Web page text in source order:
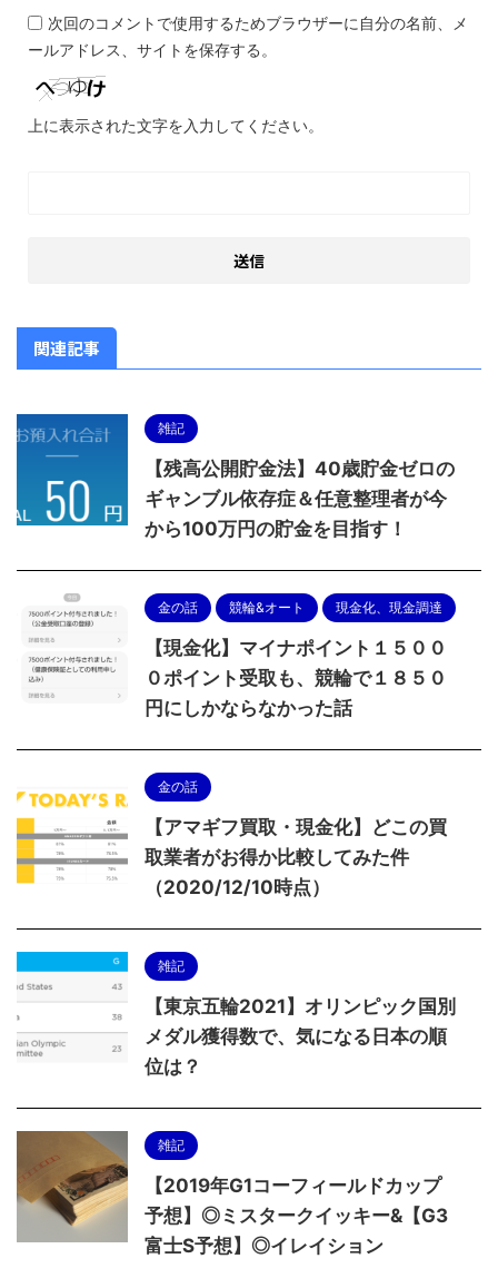
次回のコメントで使用するためブラウザーに自分の名前、メ
ールアドレス、サイトを保存する。
上に表示された文字を入力してください。
関連記事
雑記
【残高公開貯金法】40歳貯金ゼロの
ギャンブル依存症＆任意整理者が今
から100万円の貯金を目指す！
金の話 競輪&オート 現金化、現金調達
【現金化】マイナポイント１５００
０ポイント受取も、競輪で１８５０
円にしかならなかった話
金の話
【アマギフ買取・現金化】どこの買
取業者がお得か比較してみた件
（2020/12/10時点）
雑記
【東京五輪2021】オリンピック国別
メダル獲得数で、気になる日本の順
位は？
雑記
【2019年G1コーフィールドカップ
予想】◎ミスタークイッキー&【G3
富士S予想】◎イレイション